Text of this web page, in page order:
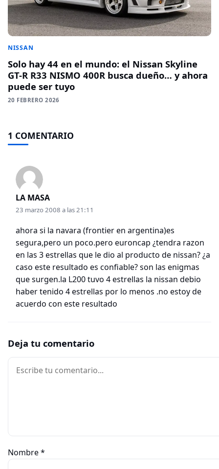
NISSAN
Solo hay 44 en el mundo: el Nissan Skyline
GT-R R33 NISMO 400R busca dueño… y ahora
puede ser tuyo
20 FEBRERO 2026
1 COMENTARIO
LA MASA
23 marzo 2008 a las 21:11
ahora si la navara (frontier en argentina)es
segura,pero un poco.pero euroncap ¿tendra razon
en las 3 estrellas que le dio al producto de nissan? ¿a
caso este resultado es confiable? son las enigmas
que surgen.la L200 tuvo 4 estrellas la nissan debio
haber tenido 4 estrellas por lo menos .no estoy de
acuerdo con este resultado
Deja tu comentario
Comentario
Nombre*